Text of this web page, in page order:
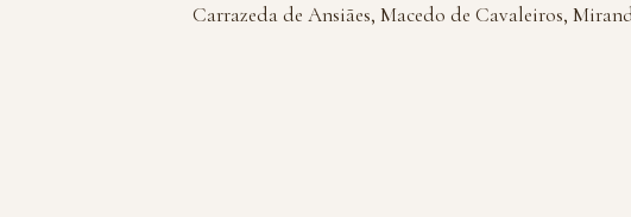
Carrazeda de Ansiães, Macedo de Cavaleiros,